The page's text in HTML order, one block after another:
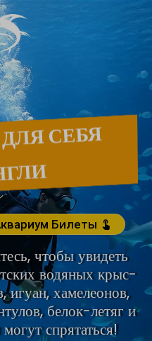
СЕБЯ
Билеты touch_app
чтобы увидеть
водяных крыс-
игуан, хамелеонов,
белок-летяг и
спрятаться!